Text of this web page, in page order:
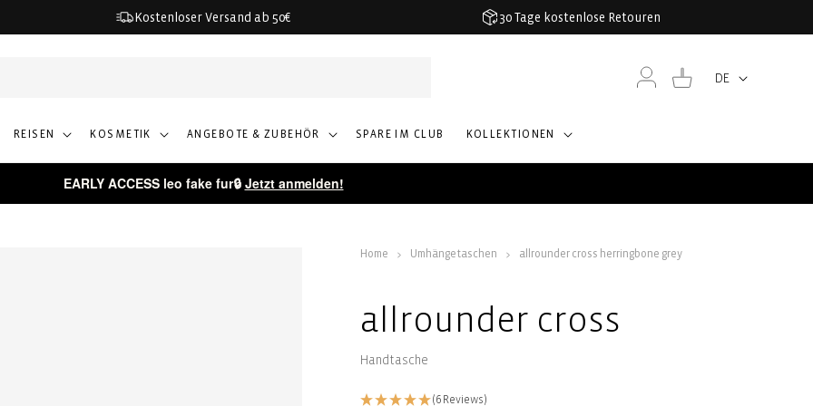
Kostenloser Versand ab 50€ 30 Tage kostenlose Retouren
REISEN KOSMETIK ANGEBOTE & ZUBEHÖR SPARE IM CLUB KOLLEKTIONEN
Sprache
DE
Einloggen
Warenkorb
EARLY ACCESS leo fake fur🔒 Jetzt anmelden!
Home Umhängetaschen allrounder cross herringbone grey
allrounder cross
Handtasche
(6 Reviews)